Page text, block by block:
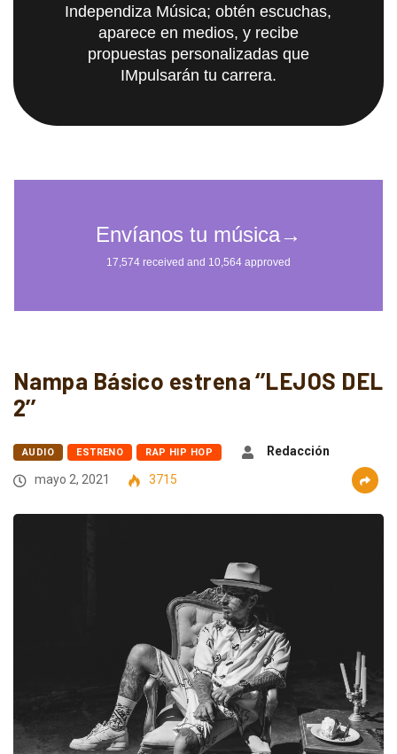
Independiza Música; obtén escuchas,
aparece en medios, y recibe
propuestas personalizadas que
IMpulsarán tu carrera.
Nampa Básico estrena ‘’LEJOS DEL
2’’
AUDIO ESTRENO RAP HIP HOP
Redacción
mayo 2, 2021
3715